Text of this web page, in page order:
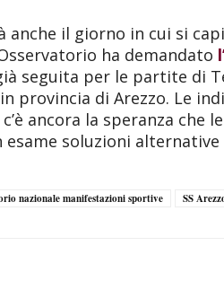
anche il giorno in cui si
ha demandato
seguita per le partite di
provincia di Arezzo. Le
ancora la speranza che
esame soluzioni
nazionale manifestazioni sportive SS